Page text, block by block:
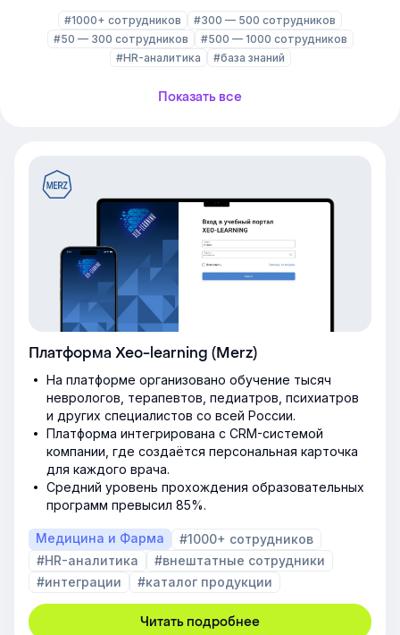
#1000+ сотрудников
#300 — 500 сотрудников
#50 — 300 сотрудников
#500 — 1000 сотрудников
#HR-аналитика
#база знаний
Показать все
Платформа Xeo-learning (Merz)
На платформе организовано обучение тысяч
неврологов, терапевтов, педиатров, психиатров
и других специалистов со всей России.
Платформа интегрирована с CRM-системой
компании, где создаётся персональная карточка
для каждого врача.
Средний уровень прохождения образовательных
программ превысил 85%.
Медицина и Фарма
#1000+ сотрудников
#HR-аналитика
#внештатные сотрудники
#интеграции
#каталог продукции
Читать подробнее